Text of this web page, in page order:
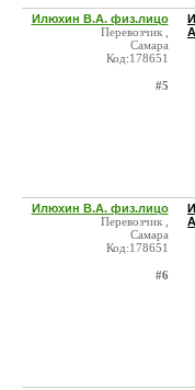
Илюхин В.А. физ.лицо
Перевозчик ,
Самара
Код:178651
#5
Илюхин В.А. физ.лицо
Перевозчик ,
Самара
Код:178651
#6